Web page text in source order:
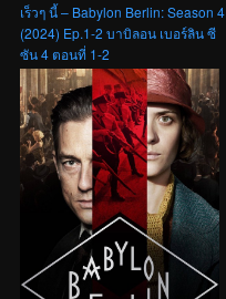
เร็วๆ นี้ – Babylon Berlin: Season 4
(2024) Ep.1-2 บาบิลอน เบอร์ลิน ซี
ซัน 4 ตอนที่ 1-2